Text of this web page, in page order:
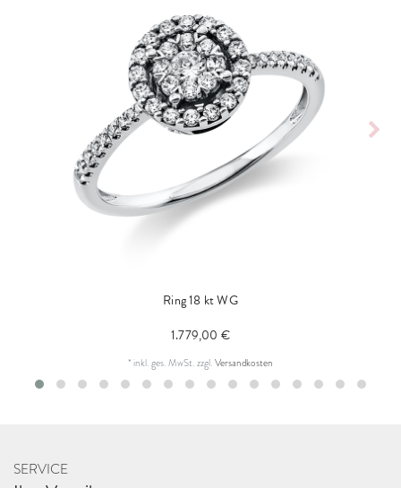
Ring 18 kt WG
1.779,00 €
* inkl. ges. MwSt.zzgl.Versandkosten
SERVICE